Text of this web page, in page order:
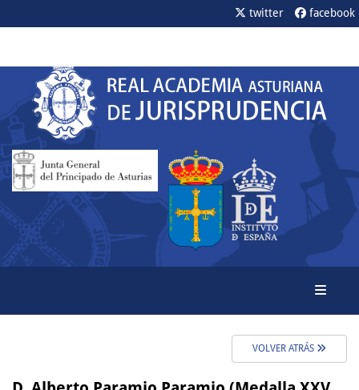
twitter facebook
VOLVER ATRÁS